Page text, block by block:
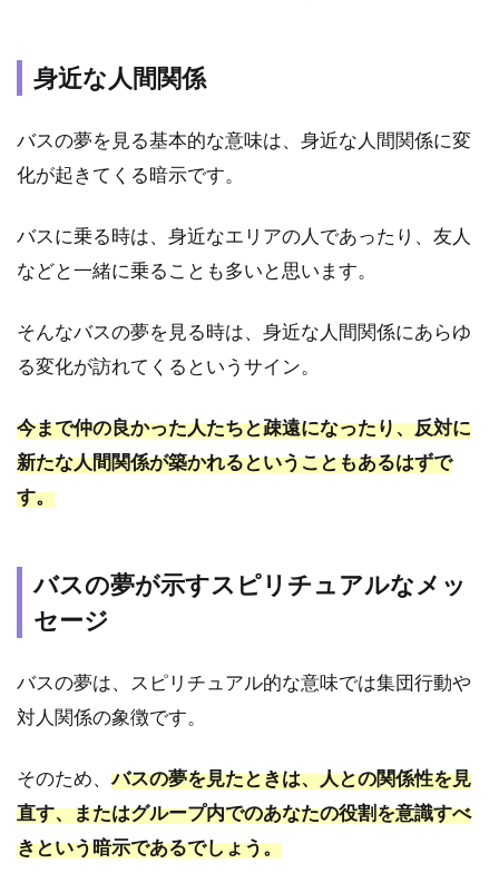
意味
2.4
夢占
い｜
停で
を待
意味
は？
夢占
い｜
バス
ーに
行く
夢の
は？
2.6
い｜
バス
が目
的地
に着
身近な人間関係
バスの夢を見る基本的な意味は、身近な人間関係に変
化が起きてくる暗示です。
バスに乗る時は、身近なエリアの人であったり、友人
などと一緒に乗ることも多いと思います。
そんなバスの夢を見る時は、身近な人間関係にあらゆ
る変化が訪れてくるというサイン。
今まで仲の良かった人たちと疎遠になったり、反対に
新たな人間関係が築かれるということもあるはずで
す。
バスの夢が示すスピリチュアルなメッ
セージ
バスの夢は、スピリチュアル的な意味では集団行動や
対人関係の象徴です。
そのため、バスの夢を見たときは、人との関係性を見
直す、またはグループ内でのあなたの役割を意識すべ
きという暗示であるでしょう。